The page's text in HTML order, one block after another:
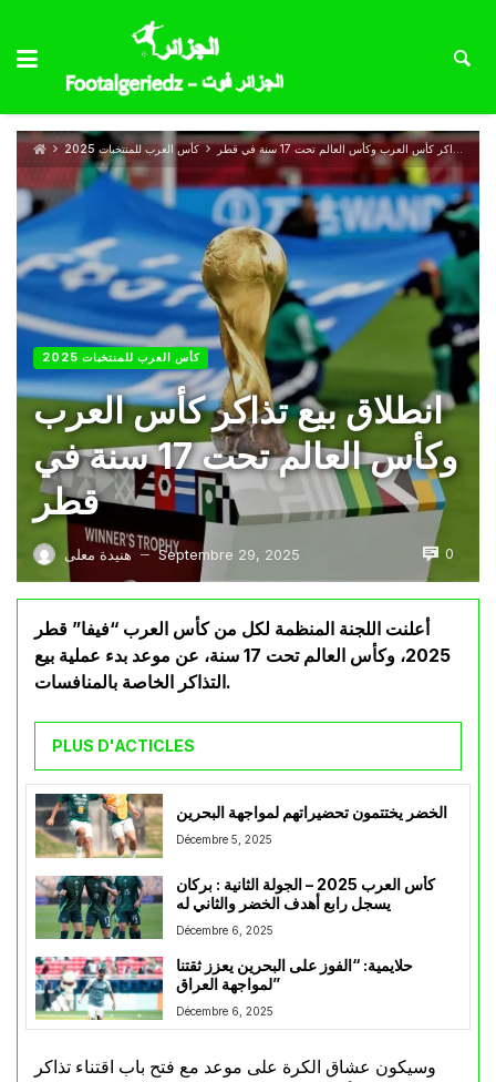
كأس العرب للمنتخبات 2025 انطلاق بيع تذاكر كأس العرب وكأس العالم تحت 17 سنة في قطر
كأس العرب للمنتخبات 2025
انطلاق بيع تذاكر كأس العرب
وكأس العالم تحت 17 سنة في
قطر
هنيدة معلى — Septembre 29, 2025 0
أعلنت اللجنة المنظمة لكل من كأس العرب “فيفا” قطر
2025، وكأس العالم تحت 17 سنة، عن موعد بدء عملية بيع
التذاكر الخاصة بالمنافسات.
PLUS D'ACTICLES
الخضر يختتمون تحضيراتهم لمواجهة البحرين
Décembre 5, 2025
كأس العرب 2025 – الجولة الثانية : بركان
يسجل رابع أهدف الخضر والثاني له
Décembre 6, 2025
حلايمية: “الفوز على البحرين يعزز ثقتنا
لمواجهة العراق”
Décembre 6, 2025
وسيكون عشاق الكرة على موعد مع فتح باب اقتناء تذاكر